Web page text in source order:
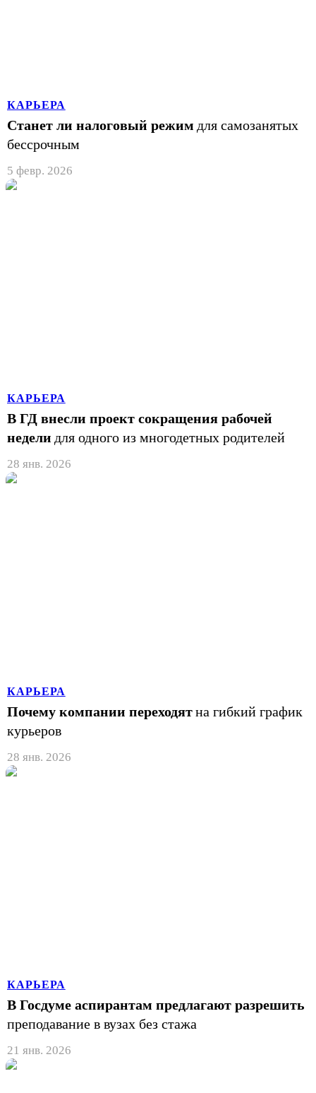
КАРЬЕРА
Станет ли налоговый режим для самозанятых
бессрочным
5 февр. 2026
КАРЬЕРА
В ГД внесли проект сокращения рабочей
недели для одного из многодетных родителей
28 янв. 2026
КАРЬЕРА
Почему компании переходятна гибкий график
курьеров
28 янв. 2026
КАРЬЕРА
В Госдуме аспирантам предлагают разрешить
преподавание в вузах без стажа
21 янв. 2026